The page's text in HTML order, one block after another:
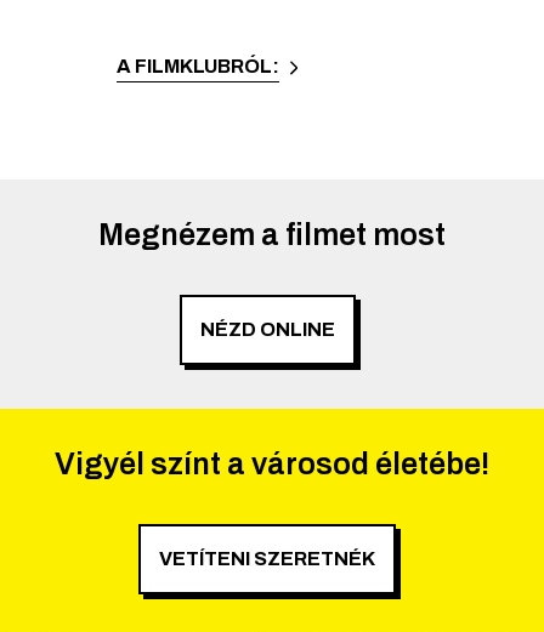
A FILMKLUBRÓL:
Megnézem a filmet most
NÉZD ONLINE
Vigyél színt a városod életébe!
VETÍTENI SZERETNÉK